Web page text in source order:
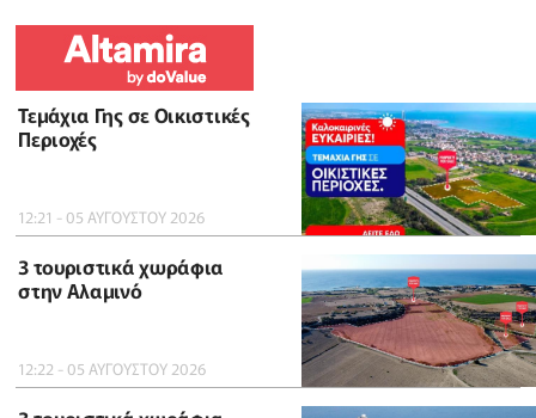
Τεμάχια Γης σε Οικιστικές
Περιοχές
12:21 - 05 ΑΥΓΟΥΣΤΟΥ 2026
3 τουριστικά χωράφια
στην Αλαμινό
12:22 - 05 ΑΥΓΟΥΣΤΟΥ 2026